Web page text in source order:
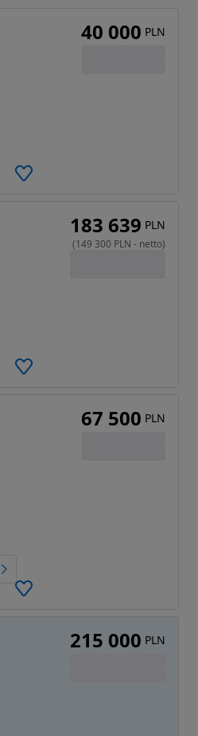
40 000 PLN
183 639 PLN
(149 300 PLN - netto)
67 500 PLN
215 000 PLN